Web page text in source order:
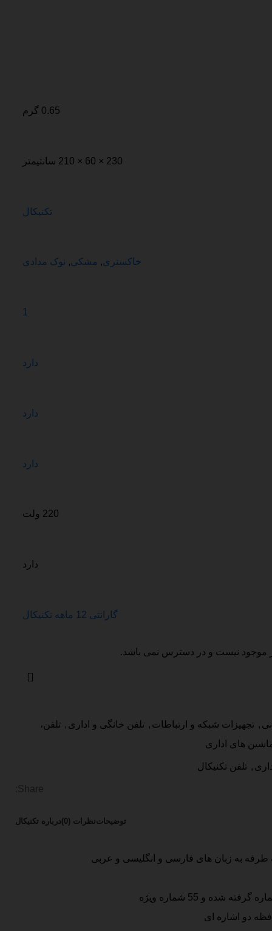
0.65 گرم
230 × 60 × 210 سانتیمتر
تکنیکال
خاکستری, مشکی, نوک مدادی
1
دارد
دارد
دارد
220 ولت
دارد
گارانتی 12 ماهه تکنیکال
موجود نیست و در دسترس نمی باشد.
, تجهیزات شبکه و ارتباطات , تلفن خانگی و اداری , تلفن،
های اداری
, تلفن تکنیکال
توضیحاتنظرات (0) درباره تکنیکال
طرفه به زبان های فارسی و انگلیسی و عربی